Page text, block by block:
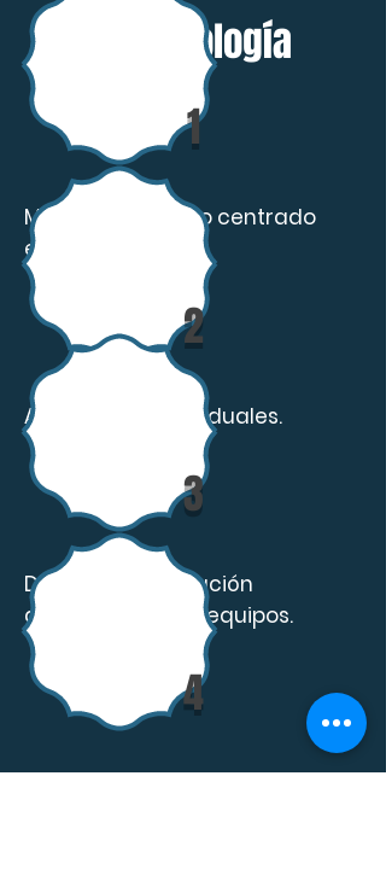
Metodología
1
Modelo educativo centrado
en el alumno.
2
Actividades individuales.
3
Discusión y resolución
de problemas en equipos.
4